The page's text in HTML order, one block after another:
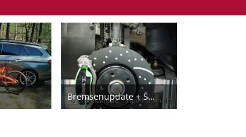
Bremsenupdate + Stahlflexschläuche